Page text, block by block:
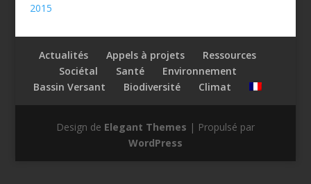
2015
Actualités Appels à projets
Ressources
Sociétal
Santé
Environnement
Bassin Versant
Biodiversité Climat
Design de Elegant Themes | Propulsé par
WordPress